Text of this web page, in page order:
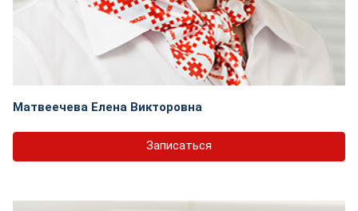
Матвеечева Елена Викторовна
Записаться